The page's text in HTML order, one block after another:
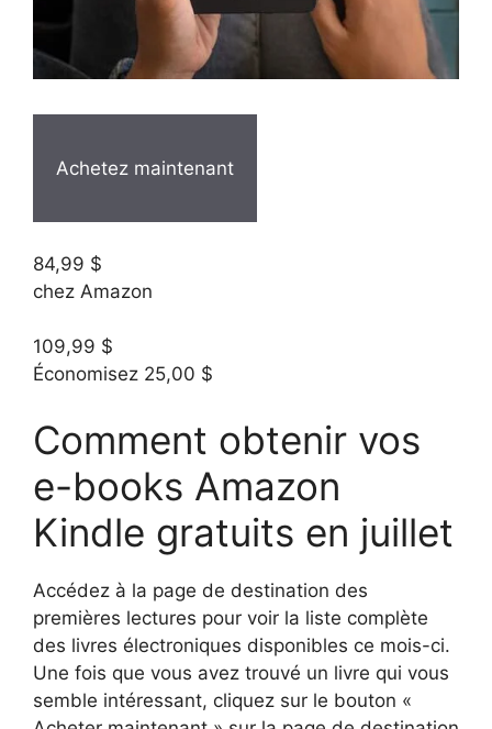
Achetez maintenant
84,99 $
chez Amazon
109,99 $
Économisez 25,00 $
Comment obtenir vos
e-books Amazon
Kindle gratuits en juillet
Accédez à la page de destination des
premières lectures pour voir la liste complète
des livres électroniques disponibles ce mois-ci.
Une fois que vous avez trouvé un livre qui vous
semble intéressant, cliquez sur le bouton «